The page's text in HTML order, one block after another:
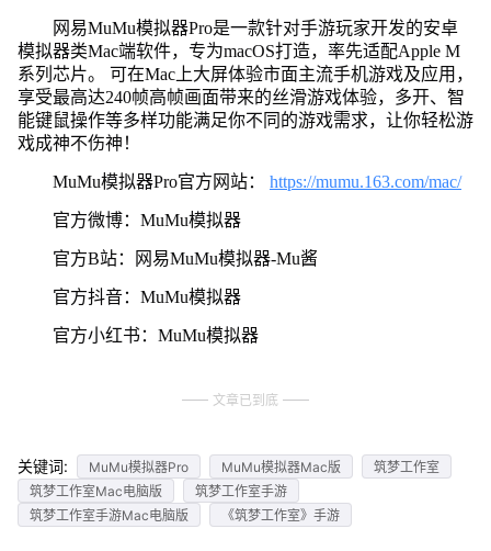
网易MuMu模拟器Pro是一款针对手游玩家开发的安卓
模拟器类Mac端软件，专为macOS打造，率先适配Apple M
系列芯片。 可在Mac上大屏体验市面主流手机游戏及应用，
享受最高达240帧高帧画面带来的丝滑游戏体验，多开、智
能键鼠操作等多样功能满足你不同的游戏需求，让你轻松游
戏成神不伤神！
MuMu模拟器Pro官方网站： https://mumu.163.com/mac/
官方微博：MuMu模拟器
官方B站：网易MuMu模拟器-Mu酱
官方抖音：MuMu模拟器
官方小红书：MuMu模拟器
文章已到底
关键词: MuMu模拟器Pro MuMu模拟器Mac版
筑梦工作室
筑梦工作室Mac电脑版
筑梦工作室手游
筑梦工作室手游Mac电脑版
《筑梦工作室》手游